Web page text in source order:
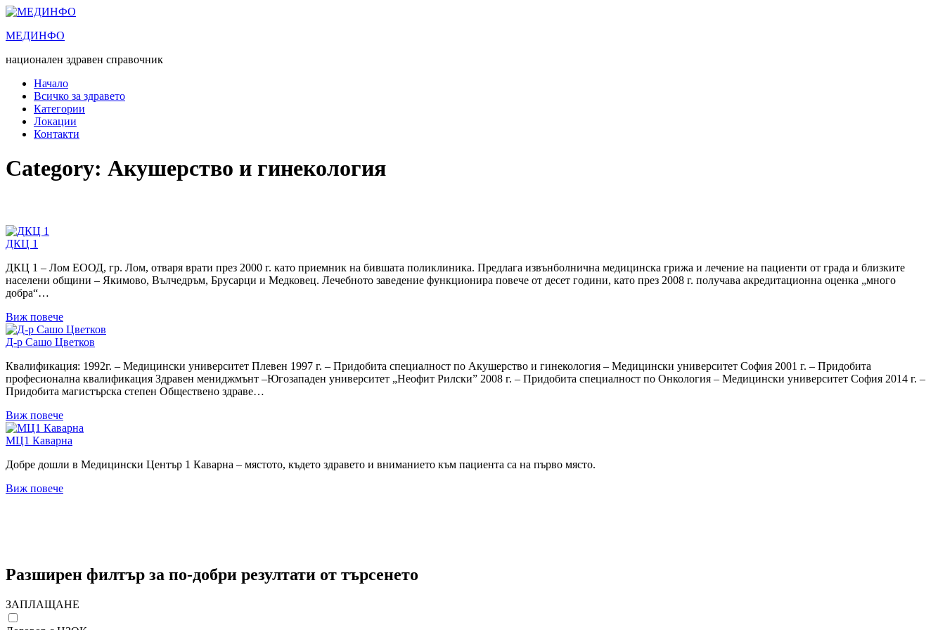
Преминете
съдържанието
МЕДИНФО
национален здравен справочник
Начало
Всичко за здравето
Категории
Локации
Контакти
Category: Акушерство и гинекология
ДКЦ 1
ДКЦ 1 – Лом ЕООД, гр. Лом, отваря врати през 2000 г. като приемник на бившата поликлиника. Предлага извънболнична медицинска грижа и лечение на пациенти от града и близките
населени общини – Якимово, Вълчедръм, Брусарци и Медковец. Лечебното заведение функционира повече от десет години, като през 2008 г. получава акредитационна оценка „много
добра“…
Виж повече
Д-р Сашо Цветков
Квалификация: 1992г. – Медицински университет Плевен 1997 г. – Придобита специалност по Акушерство и гинекология – Медицински университет София 2001 г. – Придобита
професионална квалификация Здравен мениджмънт –Югозападен университет „Неофит Рилски” 2008 г. – Придобита специалност по Онкология – Медицински университет София 2014 г. –
Придобита магистърска степен Обществено здраве…
Виж повече
МЦ1 Каварна
Добре дошли в Медицински Център 1 Каварна – мястото, където здравето и вниманието към пациента са на първо място.
Виж повече
Разширен филтър за по-добри резултати от търсенето
ЗАПЛАЩАНЕ